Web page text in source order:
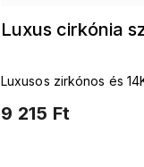
Luxus cirkónia
9 215 Ft
Luxusos zirkónos és